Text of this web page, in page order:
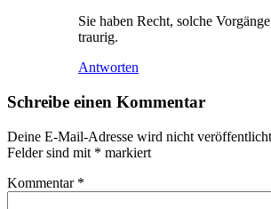
Sie haben Recht, solche
traurig.
Antworten
Schreibe einen Kommentar
Deine E-Mail-Adresse wird nicht
Felder sind mit * markiert
Kommentar *